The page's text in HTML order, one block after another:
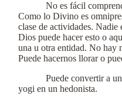
No es fácil
Como lo Divino es
clase de actividades. Nadie
Dios puede hacer esto o
una u otra entidad. No hay
Puede hacernos llorar o
Puede convertir a
yogi en un hedonista.